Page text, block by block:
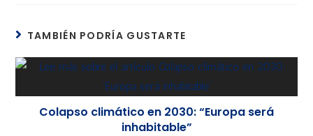
TAMBIÉN PODRÍA GUSTARTE
Colapso climático en 2030: “Europa será
inhabitable”